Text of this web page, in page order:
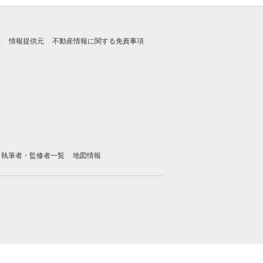
情報提供元 不動産情報に関する免責事項
執筆者・監修者一覧 地図情報